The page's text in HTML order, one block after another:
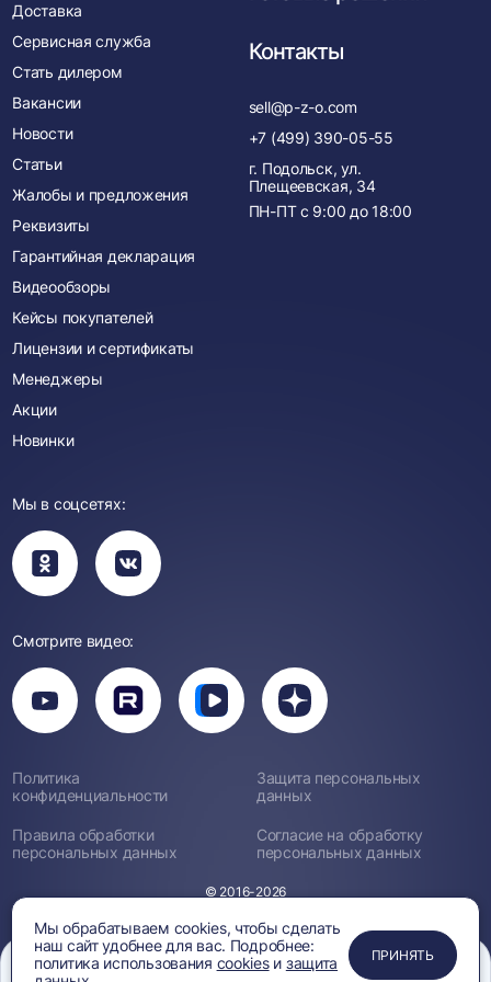
ЗАКРЫТЬ
ЗАКРЫТЬ
ЗАКРЫТЬ
ЗАКРЫТЬ
ЗАКРЫТЬ
Мы обрабатываем cookies, чтобы сделать
наш сайт удобнее для вас. Подробнее:
политика использования cookiesи защита
ПРИНЯТЬ
Доставка
Сервисная служба
Стать дилером
Вакансии
Новости
Статьи
Жалобы и предложения
Реквизиты
Гарантийная декларация
Видеообзоры
Кейсы покупателей
Лицензии и сертификаты
Менеджеры
Акции
Новинки
Контакты
sell@p-z-o.com
+7 (499) 390-05-55
г. Подольск, ул.
Плещеевская, 34
ПН-ПТ с 9:00 до 18:00
Мы в соцсетях:
Вы
перейдете
в
группу
Вы
перейдете
в
группу
Смотрите видео:
Вы
перейдете
на
канал
Вы
перейдете
Вы
перейдете
Вы
перейдете
Дзен
Политика
конфиденциальности
Защита персональных
данных
Правила обработки
персональных данных
Согласие на обработку
персональных данных
© 2016-2026